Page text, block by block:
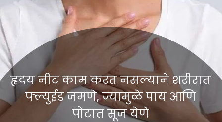
हृदय नीट काम करत नसल्याने शरीरात
फ्ल्युईड जमणे, ज्यामुळे पाय आणि
पोटात सूज येणे